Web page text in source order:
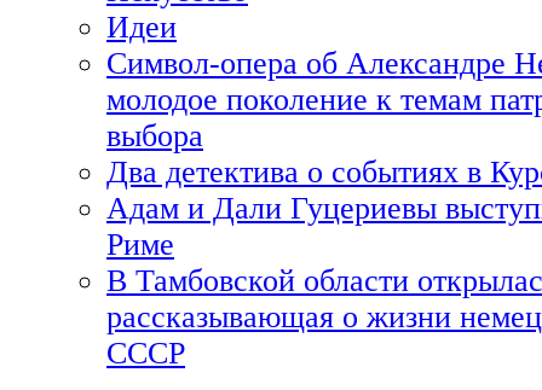
Идеи
Символ-опера об Александре
молодое поколение к темам
выбора
Два детектива о событиях в
Адам и Дали Гуцериевы
Риме
В Тамбовской области
рассказывающая о жизни
СССР